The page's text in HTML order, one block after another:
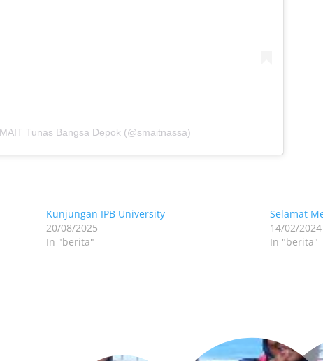
Tunas Bangsa Depok (@smaitnassa)
Kunjungan IPB University
20/08/2025
In "berita"
Selamat
14/02/2024
In "berita"